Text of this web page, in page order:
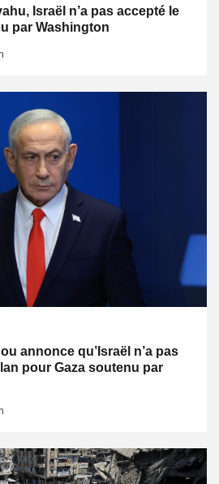
Israël n’a pas accepté le
par Washington
annonce qu’Israël n’a pas
pour Gaza soutenu par